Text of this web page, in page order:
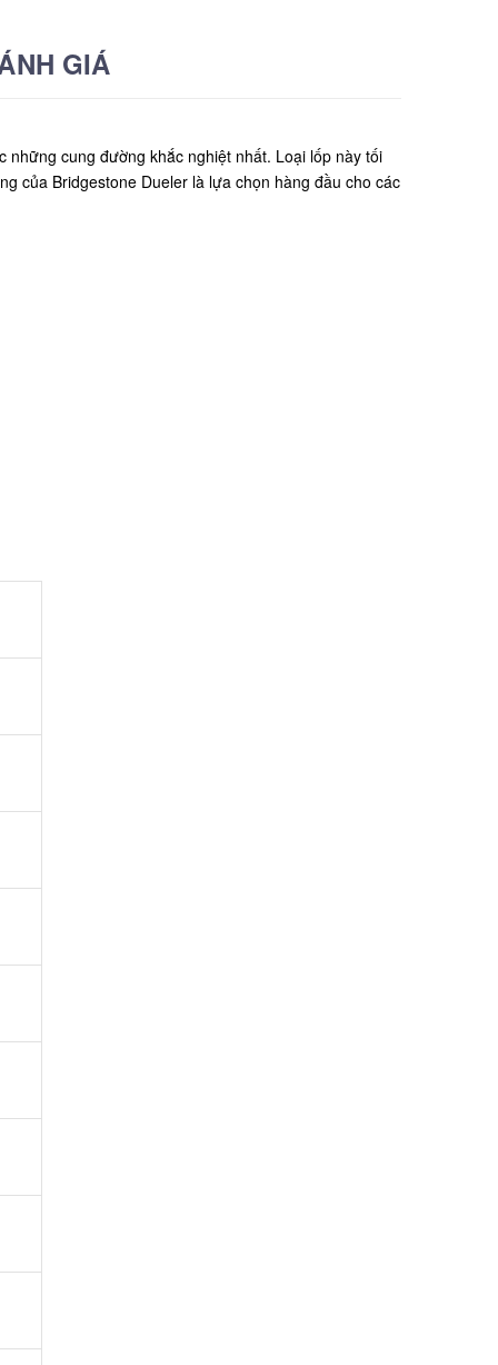
GIÁ
những cung đường khắc nghiệt nhất. Loại lốp này tối
của Bridgestone Dueler là lựa chọn hàng đầu cho các